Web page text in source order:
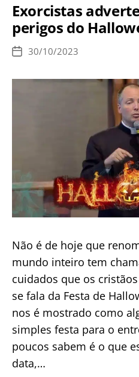
o
dia
os
Santos
Exorcistas
perigos do
Data
publicação
30/10/2023
Não é de hoje que
mundo inteiro tem
cuidados que os
se fala da Festa de
nos é mostrado como
simples festa para o
poucos sabem é o que
data,…